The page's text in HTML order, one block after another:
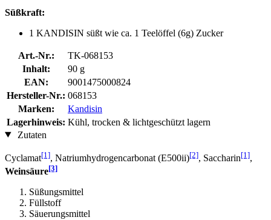
Süßkraft:
1 KANDISIN süßt wie ca. 1 Teelöffel (6g) Zucker
Art.-Nr.:
TK-068153
Inhalt:
90 g
EAN:
9001475000824
Hersteller-Nr.: 068153
Marken:
Kandisin
Lagerhinweis: Kühl, trocken & lichtgeschützt lagern
Zutaten
Cyclamat[1], Natriumhydrogencarbonat (E500ii)[2], Saccharin[1],
Weinsäure[3]
Süßungsmittel
Füllstoff
Säuerungsmittel